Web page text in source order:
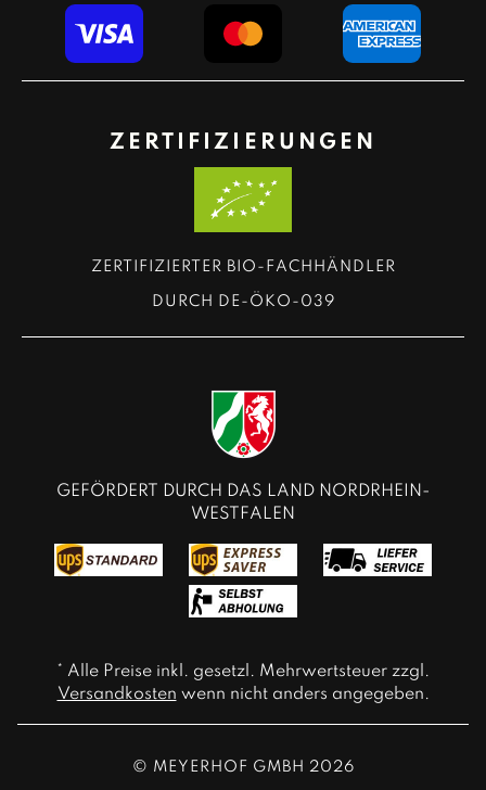
ZERTIFIZIERUNGEN
ZERTIFIZIERTER BIO-FACHHÄNDLER
DURCH DE-ÖKO-039
GEFÖRDERT DURCH DAS LAND NORDRHEIN-
WESTFALEN
* Alle Preise inkl. gesetzl. Mehrwertsteuer zzgl.
Versandkosten wenn nicht anders angegeben.
© MEYERHOF GMBH 2026